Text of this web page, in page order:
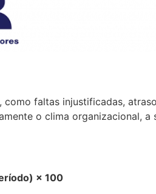
como faltas injustificadas,
o clima organizacional, a
× 100